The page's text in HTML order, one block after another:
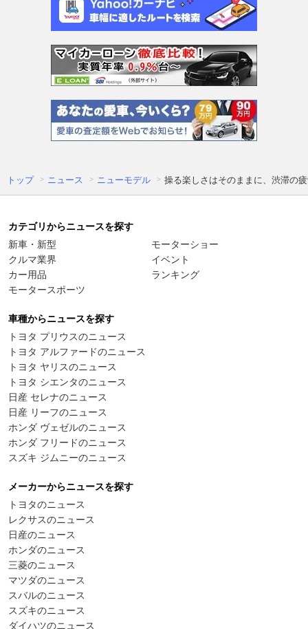
トップ ニュース ニューモデル 操る楽しさはそのままに、渋滞の
カテゴリからニュースを探す
新車・新型
クルマ業界
カー用品
モータースポーツ
モーターショー
イベント
ランキング
車種からニュースを探す
トヨタ プリウスのニュース
トヨタ アルファードのニュース
トヨタ ヤリスのニュース
トヨタ シエンタのニュース
日産 セレナのニュース
日産 リーフのニュース
ホンダ ヴェゼルのニュース
ホンダ フリードのニュース
スズキ ジムニーのニュース
メーカーからニュースを探す
トヨタのニュース
レクサスのニュース
日産のニュース
ホンダのニュース
三菱のニュース
マツダのニュース
スバルのニュース
スズキのニュース
ダイハツのニュース